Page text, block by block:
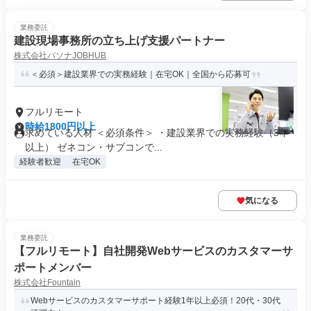
業務委託
建設現場事務所の立ち上げ支援パートナー
株式会社パソナJOBHUB
＜必須＞建設業界での実務経験｜在宅OK｜全国から応募可
フルリモート
時給1800円以上
求めている人材 ＜必須条件＞ ・建設業界での実務経験（3年
以上） ゼネコン・サブコンで...
経験者歓迎 在宅OK
気になる
業務委託
【フルリモート】自社開発Webサービスのカスタマーサ
ポートメンバー
株式会社Fountain
Webサービスのカスタマーサポート経験1年以上必須！20代・30代